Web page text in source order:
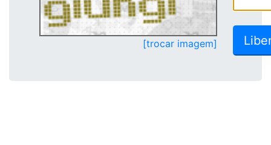
[trocar imagem]